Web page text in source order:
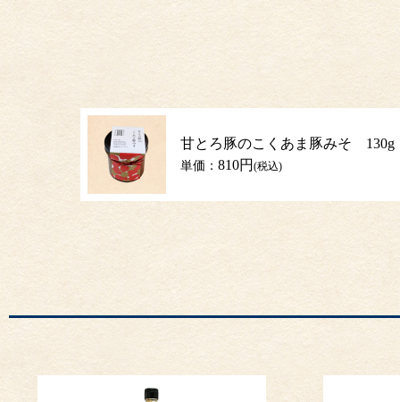
甘とろ豚のこくあま豚みそ 130g
単価： 810円 (税込)